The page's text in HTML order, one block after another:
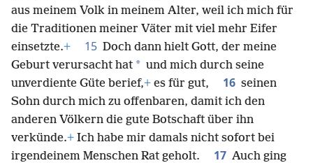
aus meinem Volk in meinem Alter, weil ich mich für
die Traditionen meiner Väter mit viel mehr Eifer
einsetzte.+ 15 Doch dann hielt Gott, der meine
Geburt verursacht hat * und mich durch seine
unverdiente Güte berief,+ es für gut, 16 seinen
Sohn durch mich zu offenbaren, damit ich den
anderen Völkern die gute Botschaft über ihn
verkünde.+ Ich habe mir damals nicht sofort bei
irgendeinem Menschen Rat geholt.
17 Auch ging